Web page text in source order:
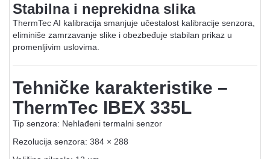
Stabilna i neprekidna slika
ThermTec AI kalibracija smanjuje učestalost kalibracije senzora,
eliminiše zamrzavanje slike i obezbeđuje stabilan prikaz u
promenljivim uslovima.
Tehničke karakteristike –
ThermTec IBEX 335L
Tip senzora: Nehlađeni termalni senzor
Rezolucija senzora: 384 × 288